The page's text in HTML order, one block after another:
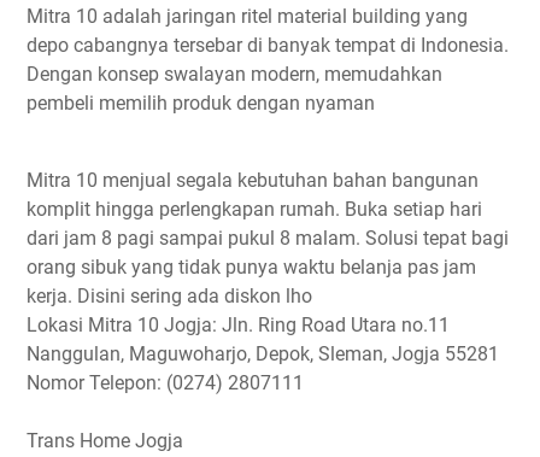
Mitra 10 adalah jaringan ritel material building yang
depo cabangnya tersebar di banyak tempat di Indonesia.
Dengan konsep swalayan modern, memudahkan
pembeli memilih produk dengan nyaman
Mitra 10 menjual segala kebutuhan bahan bangunan
komplit hingga perlengkapan rumah. Buka setiap hari
dari jam 8 pagi sampai pukul 8 malam. Solusi tepat bagi
orang sibuk yang tidak punya waktu belanja pas jam
kerja. Disini sering ada diskon lho
Lokasi Mitra 10 Jogja: Jln. Ring Road Utara no.11
Nanggulan, Maguwoharjo, Depok, Sleman, Jogja 55281
Nomor Telepon: (0274) 2807111
Trans Home Jogja